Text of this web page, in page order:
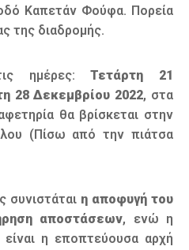
Καπετάν Φούφα. Πορεία
της διαδρομής.
ημέρες:Τετάρτη 21
28 Δεκεμβρίου 2022, στα
θα βρίσκεται στην
(Πίσω από την πιάτσα
συνιστάται η αποφυγή του
αποστάσεων, ενώ η
η εποπτεύουσα αρχή